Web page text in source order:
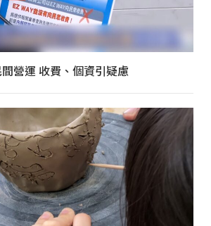
營運 收費、個資引疑慮